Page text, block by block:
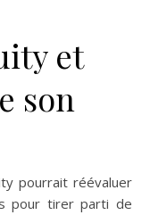
et
son
pourrait réévaluer
pour tirer parti de